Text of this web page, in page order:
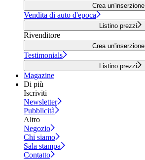
Crea un'inserzione
Vendita di auto d'epoca
Listino prezzi
Rivenditore
Crea un'inserzione
Testimonials
Listino prezzi
Magazine
Di più
Iscriviti
Newsletter
Pubblicità
Altro
Negozio
Chi siamo
Sala stampa
Contatto